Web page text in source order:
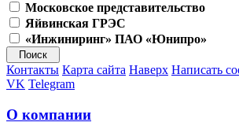
Московское представительство
Яйвинская ГРЭС
«Инжиниринг» ПАО «Юнипро»
Контакты Карта сайта Наверх Написать
VK Telegram
О компании